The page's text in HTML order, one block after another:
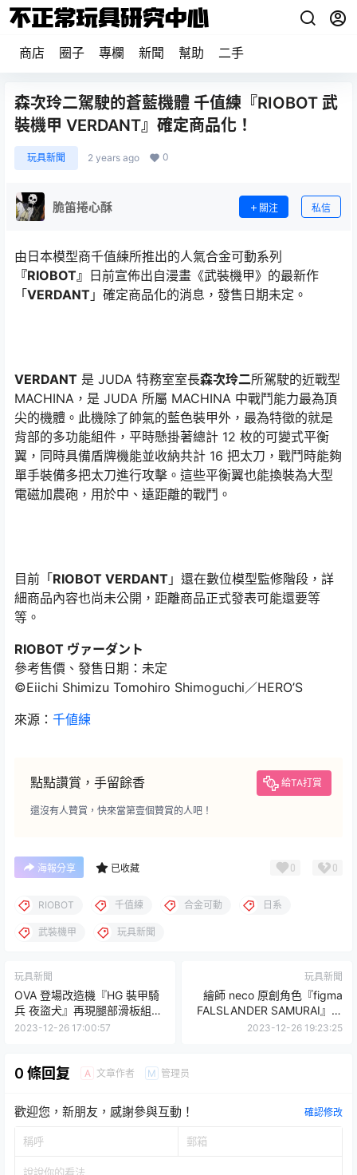
商店 圈子 專欄 新聞 幫助 二手
森次玲二駕駛的蒼藍機體 千值練『RIOBOT 武
裝機甲 VERDANT』確定商品化！
玩具新聞 2 years ago 0
脆笛捲心酥 關注 私信
由日本模型商千值練所推出的人氣合金可動系列
『RIOBOT』
日前宣佈出自漫畫《武裝機甲》的最新作
「VERDANT 」確定商品化的消息，發售日期未定。
VERDANT 是 JUDA 特務室室長森次玲二所駕駛的近戰型
MACHINA，是 JUDA 所屬 MACHINA 中戰鬥能力最為頂
尖的機體。此機除了帥氣的藍色裝甲外，最為特徵的就是
背部的多功能組件，平時懸掛著總計 12 枚的可變式平衡
翼，同時具備盾牌機能並收納共計 16 把太刀，戰鬥時能夠
單手裝備多把太刀進行攻擊。這些平衡翼也能換裝為大型
電磁加農砲，用於中、遠距離的戰鬥。
目前「RIOBOT VERDANT 」還在數位模型監修階段，詳
細商品內容也尚未公開，距離商品正式發表可能還要等
等。
RIOBOT ヴァーダント
參考售價、發售日期：未定
©Eiichi Shimizu Tomohiro Shimoguchi／HERO’S
來源： 千値練
點點讚賞，手留餘香 給TA打賞
還沒有人贊賞，快來當第壹個贊賞的人吧！
海報分享 已收藏 0 0
RIOBOT 千值練 合金可動 日系
武裝機甲 玩具新聞
玩具新聞
OVA 登場改造機『HG 裝甲騎
兵 夜盜犬』再現腿部滑板組件
與雙肩魄力武裝！
2023-12-26 17:00:57
玩具新聞
繪師 neco 原創角色『figma
FALSLANDER SAMURAI』漆
黑的武士可動人偶化！
2023-12-26 19:23:25
0 條回复 A 文章作者 M 管理员
歡迎您，新朋友，感謝參與互動！ 確認修改